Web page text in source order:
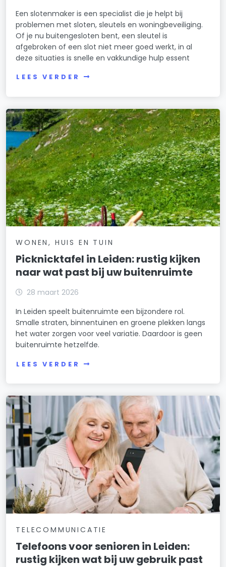
Een slotenmaker is een specialist die je helpt bij
problemen met sloten, sleutels en woningbeveiliging.
Of je nu buitengesloten bent, een sleutel is
afgebroken of een slot niet meer goed werkt, in al
deze situaties is snelle en vakkundige hulp essent
LEES VERDER
WONEN, HUIS EN TUIN
Picknicktafel in Leiden: rustig kijken
naar wat past bij uw buitenruimte
28 maart 2026
In Leiden speelt buitenruimte een bijzondere rol.
Smalle straten, binnentuinen en groene plekken langs
het water zorgen voor veel variatie. Daardoor is geen
buitenruimte hetzelfde.
LEES VERDER
TELECOMMUNICATIE
Telefoons voor senioren in Leiden:
rustig kijken wat bij uw gebruik past